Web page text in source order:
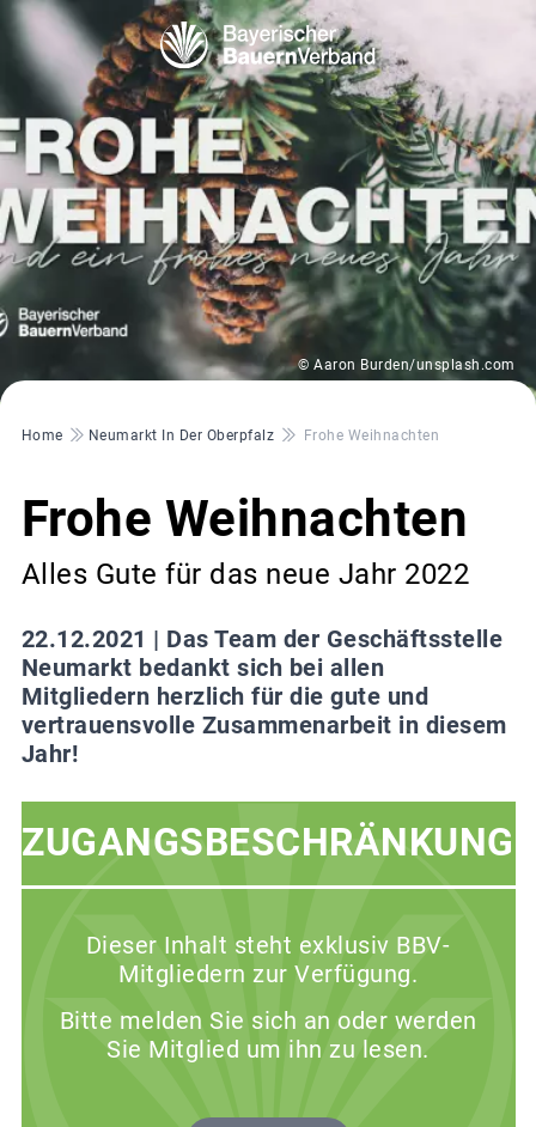
© Aaron Burden/unsplash.com
Pfadnavigation
Home Neumarkt In Der Oberpfalz Frohe Weihnachten
Frohe Weihnachten
Alles Gute für das neue Jahr 2022
22.12.2021 | Das Team der Geschäftsstelle
Neumarkt bedankt sich bei allen
Mitgliedern herzlich für die gute und
vertrauensvolle Zusammenarbeit in diesem
Jahr!
ZUGANGSBESCHRÄNKUNG
Dieser Inhalt steht exklusiv BBV-
Mitgliedern zur Verfügung.
Bitte melden Sie sich an oder werden
Sie Mitglied um ihn zu lesen.